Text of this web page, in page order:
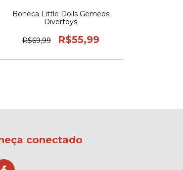
Boneca Little Dolls Gemeos
Divertoys
R$69,99 R$55,99
conectado